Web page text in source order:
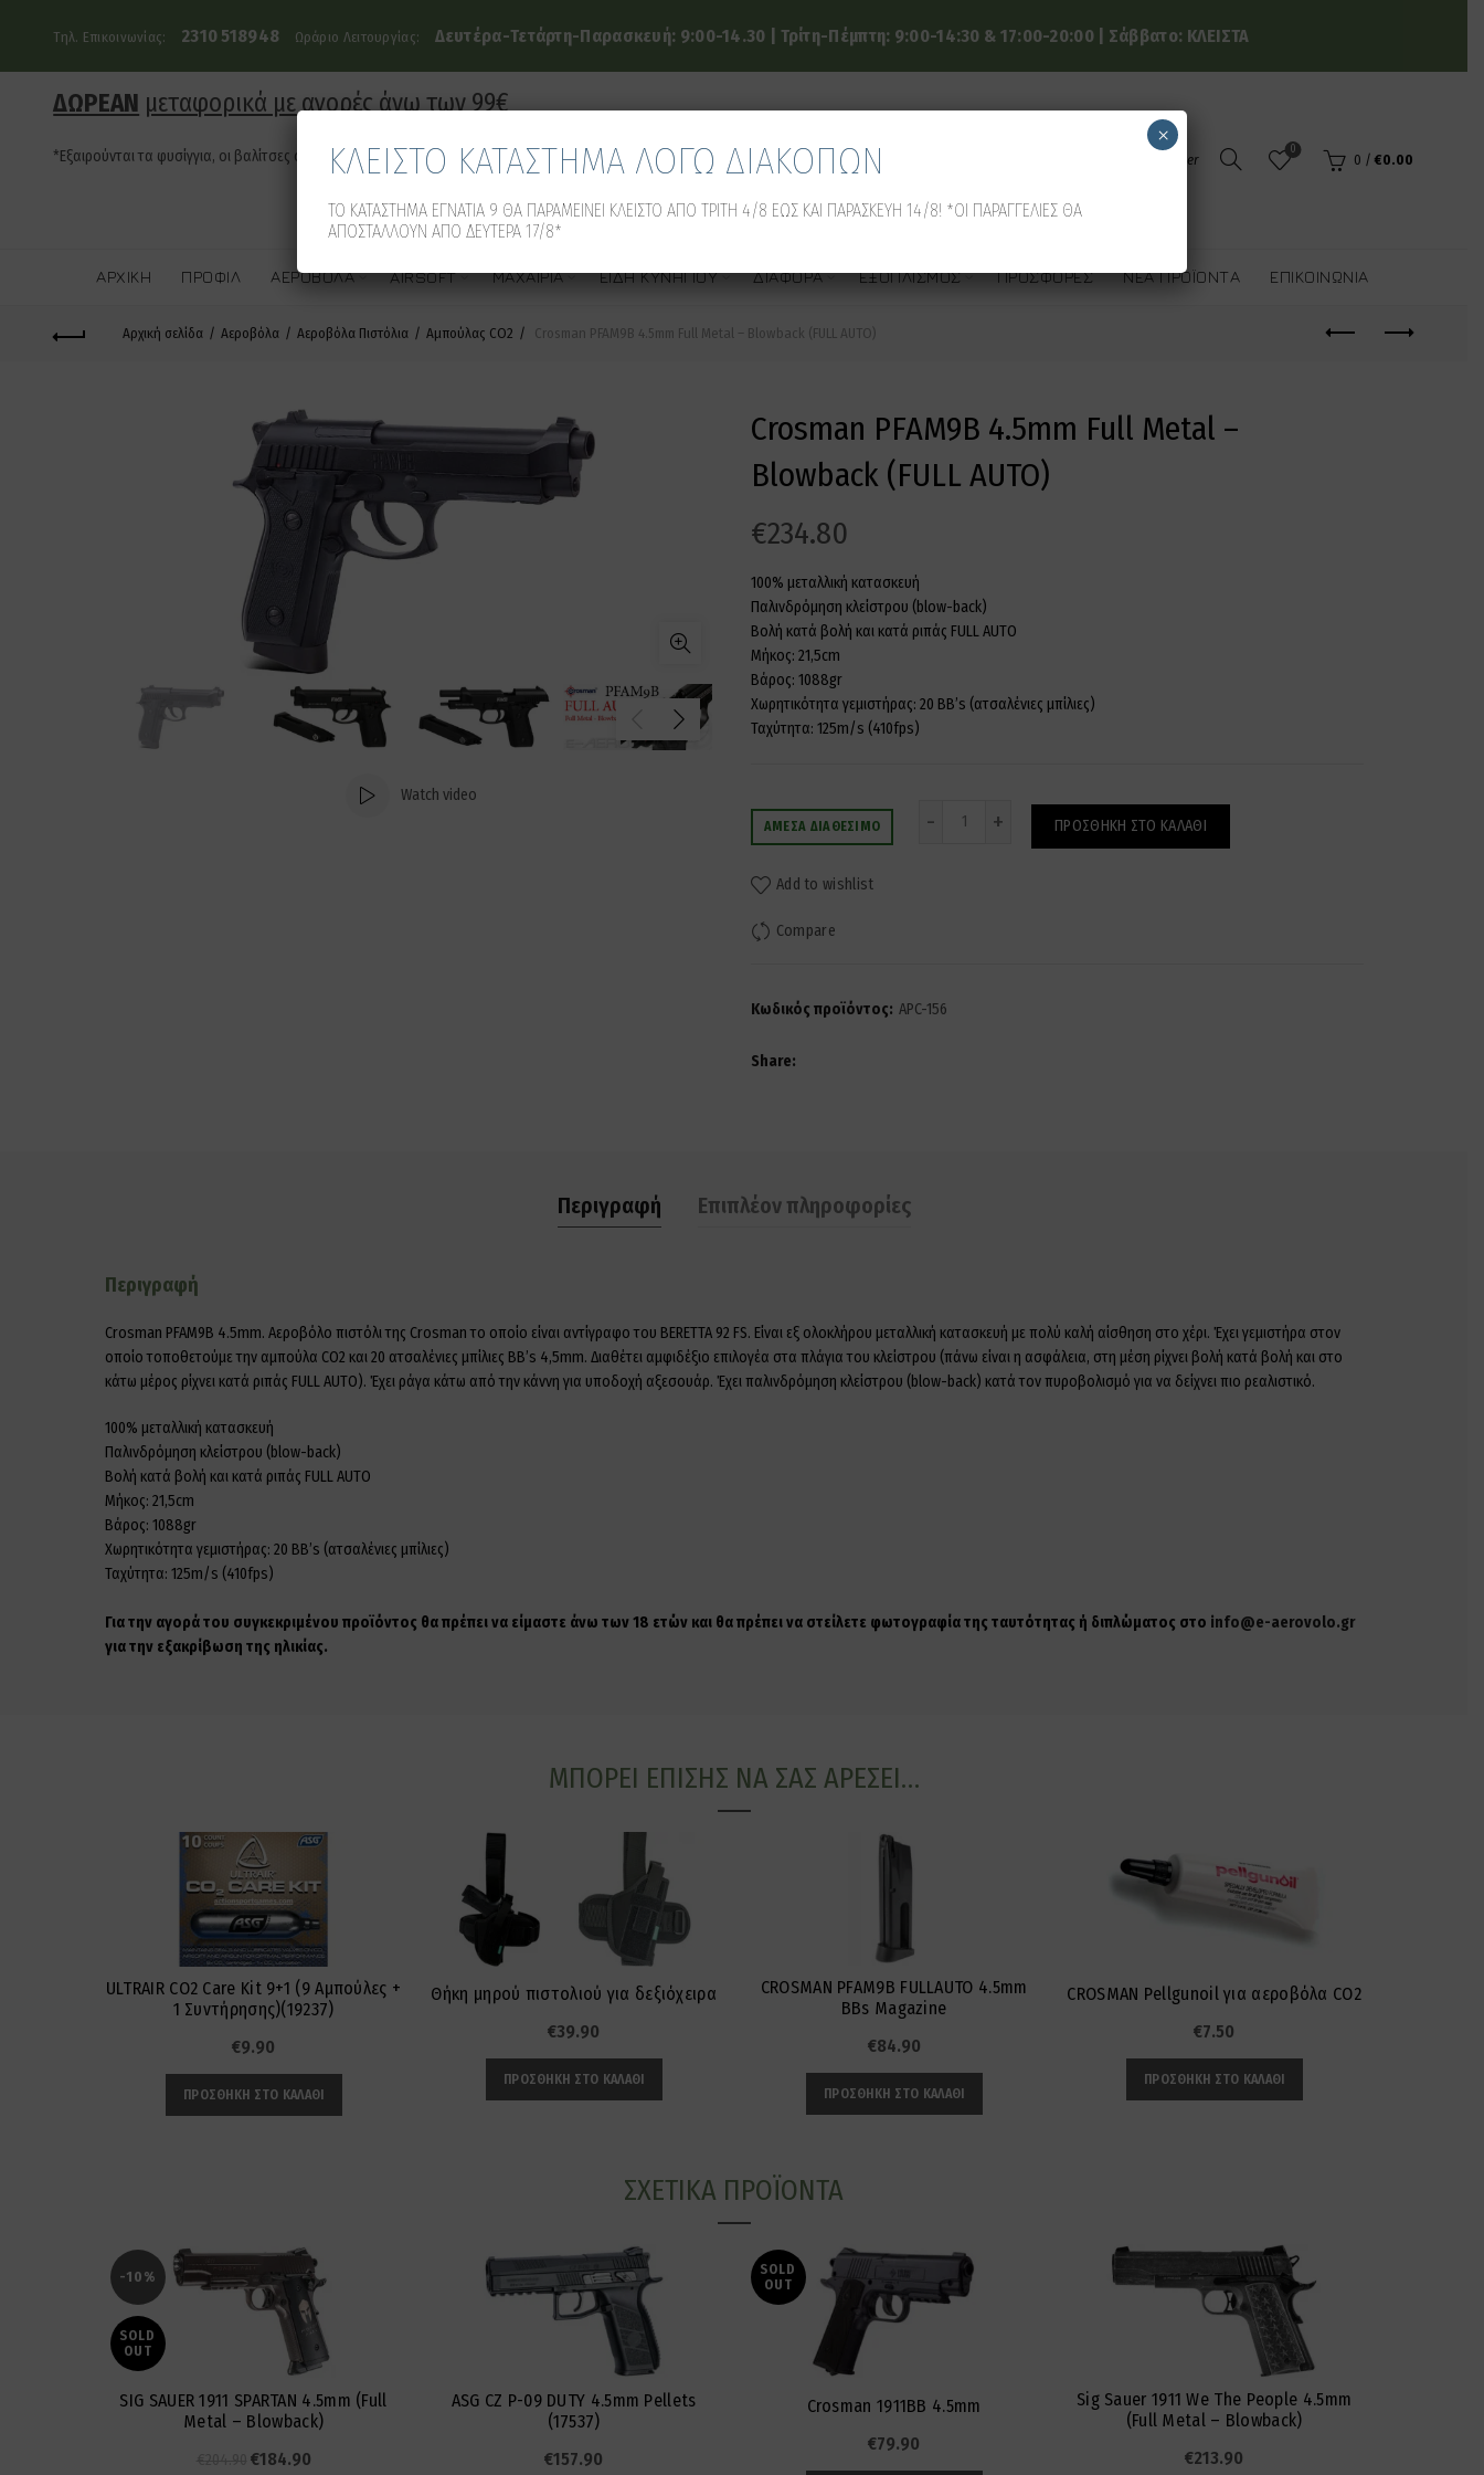
Τηλ. Επικοινωνίας: 2310 518948 Ωράριο Λειτουργίας: Δευτέρα-Τετάρτη-Παρασκευή: 9:00-14.30 | Τρίτη-Πέμπτη: 9:00-14:30 & 17:00-20:00 | Σάββατο: ΚΛΕΙΣΤΑ
ΔΩΡΕΑΝ μεταφορικά με αγορές άνω των 99€
*Εξαιρούνται τα φυσίγγια, οι βαλίτσες όπλων και τα οπλοκιβώτια Login / Register
0
0 / €0.00
ΑΡΧΙΚΉ ΠΡΟΦΊΛ ΑΕΡΟΒΌΛΑ AIRSOFT ΜΑΧΑΊΡΙΑ ΕΊΔΗ ΚΥΝΗΓΙΟΎ ΔΙΆΦΟΡΑ ΕΞΟΠΛΙΣΜΌΣ ΠΡΟΣΦΟΡΈΣ ΝΈΑ ΠΡΟΪΌΝΤΑ ΕΠΙΚΟΙΝΩΝΊΑ
Αρχική σελίδα Αεροβόλα Αεροβόλα Πιστόλια Αμπούλας CO2 Crosman PFAM9B 4.5mm Full Metal – Blowback (FULL AUTO)
Watch video
Crosman PFAM9B 4.5mm Full Metal –
Blowback (FULL AUTO)
€234.80
100% μεταλλική κατασκευή
Παλινδρόμηση κλείστρου (blow-back)
Βολή κατά βολή και κατά ριπάς FULL AUTO
Μήκος: 21,5cm
Βάρος: 1088gr
Χωρητικότητα γεμιστήρας: 20 ΒΒ’s (ατσαλένιες μπίλιες)
Ταχύτητα: 125m/s (410fps)
ΆΜΕΣΑ ΔΙΑΘΈΣΙΜΟ
ΠΡΟΣΘΉΚΗ ΣΤΟ ΚΑΛΆΘΙ
Add to wishlist
Compare
Κωδικός προϊόντος: APC-156
Share
Περιγραφή Επιπλέον πληροφορίες
Περιγραφή
Crosman PFAM9B 4.5mm. Αεροβόλο πιστόλι της Crosman το οποίο είναι αντίγραφο του BERETTA 92 FS. Είναι εξ ολοκλήρου μεταλλική κατασκευή με πολύ καλή αίσθηση στο χέρι. Έχει γεμιστήρα στον
οποίο τοποθετούμε την αμπούλα CO2 και 20 ατσαλένιες μπίλιες BB’s 4,5mm. Διαθέτει αμφιδέξιο επιλογέα στα πλάγια του κλείστρου (πάνω είναι η ασφάλεια, στη μέση ρίχνει βολή κατά βολή και στο
κάτω μέρος ρίχνει κατά ριπάς FULL AUTO). Έχει ράγα κάτω από την κάννη για υποδοχή αξεσουάρ. Έχει παλινδρόμηση κλείστρου (blow-back) κατά τον πυροβολισμό για να δείχνει πιο ρεαλιστικό.
100% μεταλλική κατασκευή
Παλινδρόμηση κλείστρου (blow-back)
Βολή κατά βολή και κατά ριπάς FULL AUTO
Μήκος: 21,5cm
Βάρος: 1088gr
Χωρητικότητα γεμιστήρας: 20 ΒΒ’s (ατσαλένιες μπίλιες)
Ταχύτητα: 125m/s (410fps)
Για την αγορά του συγκεκριμένου προϊόντος θα πρέπει να είμαστε άνω των 18 ετών και θα πρέπει να στείλετε φωτογραφία της ταυτότητας ή διπλώματος στο info@e-aerovolo.gr
για την εξακρίβωση της ηλικίας.
ΜΠΟΡΕΊ ΕΠΊΣΗΣ ΝΑ ΣΑΣ ΑΡΈΣΕΙ…
ULTRAIR CO2 Care Kit 9+1 (9 Αμπούλες +
1 Συντήρησης)(19237)
€9.90
ΠΡΟΣΘΉΚΗ ΣΤΟ ΚΑΛΆΘΙ
Θήκη μηρού πιστολιού για δεξιόχειρα
€39.90
ΠΡΟΣΘΉΚΗ ΣΤΟ ΚΑΛΆΘΙ
CROSMAN PFAM9B FULLAUTO 4.5mm
BBs Magazine
€84.90
ΠΡΟΣΘΉΚΗ ΣΤΟ ΚΑΛΆΘΙ
CROSMAN Pellgunoil για αεροβόλα CO2
€7.50
ΠΡΟΣΘΉΚΗ ΣΤΟ ΚΑΛΆΘΙ
ΣΧΕΤΙΚΆ ΠΡΟΪΌΝΤΑ
-10%
SOLD
OUT
SIG SAUER 1911 SPARTAN 4.5mm (Full
Metal – Blowback)
Original
€184.90Η
ASG CZ P-09 DUTY 4.5mm Pellets
(17537)
€157.90
SOLD
OUT
Crosman 1911BB 4.5mm
€79.90
Sig Sauer 1911 We The People 4.5mm
(Full Metal – Blowback)
€213.90
ΚΛΕΙΣΤΟ ΚΑΤΑΣΤΗΜΑ ΛΟΓΩ ΔΙΑΚΟΠΩΝ
ΤΟ ΚΑΤΑΣΤΗΜΑ ΕΓΝΑΤΙΑ 9 ΘΑ ΠΑΡΑΜΕΙΝΕΙ ΚΛΕΙΣΤΟ ΑΠΟ ΤΡΙΤΗ 4/8 ΕΩΣ ΚΑΙ ΠΑΡΑΣΚΕΥΗ 14/8! *ΟΙ ΠΑΡΑΓΓΕΛΙΕΣ ΘΑ
ΑΠΟΣΤΑΛΛΟΥΝ ΑΠΟ ΔΕΥΤΕΡΑ 17/8*
×